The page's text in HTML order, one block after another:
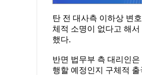
탄 전 대사측 이하상 변
체적 소명이 없다고 해
했다.
반면 법무부 측 대리인
행할 예정인지 구체적